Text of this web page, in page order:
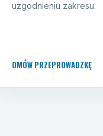
uzgodnieniu zakresu.
OMÓW PRZEPROWADZKĘ